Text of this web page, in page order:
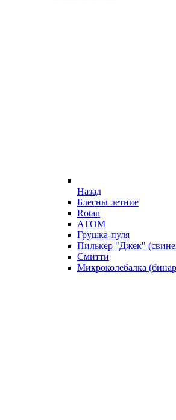
Назад
Блесны летние
Rotan
АТОМ
Грушка-пуля
Пилькер "Джек"
Смитти
Микроколебалка